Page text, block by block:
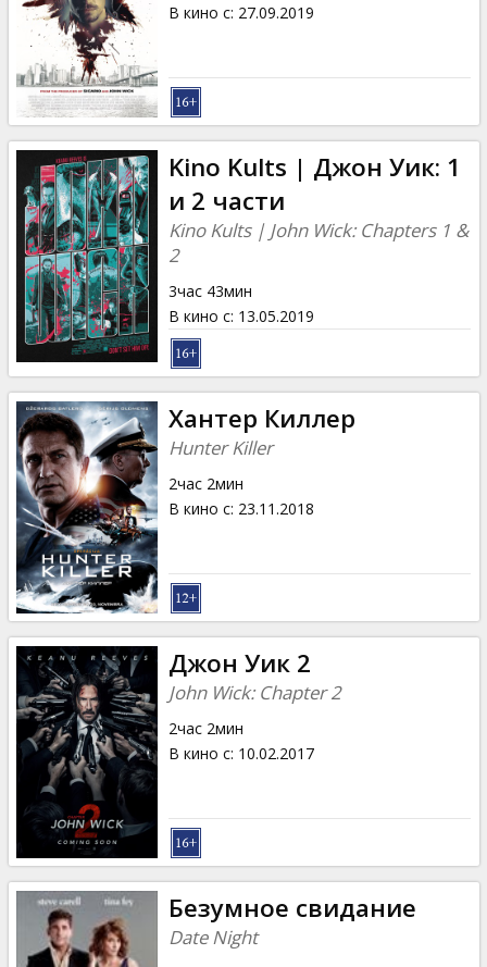
В кино с: 27.09.2019
Kino Kults | Джон Уик: 1
и 2 части
Kino Kults | John Wick: Chapters 1 &
2
3час 43мин
В кино с: 13.05.2019
Хантер Киллер
Hunter Killer
2час 2мин
В кино с: 23.11.2018
Джон Уик 2
John Wick: Chapter 2
2час 2мин
В кино с: 10.02.2017
Безумное свидание
Date Night